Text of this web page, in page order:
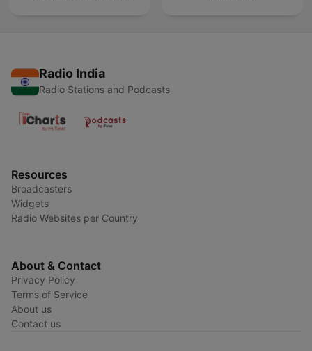
Radio India
Radio Stations and Podcasts
Resources
Broadcasters
Widgets
Radio Websites per Country
About & Contact
Privacy Policy
Terms of Service
About us
Contact us